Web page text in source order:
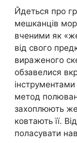
Йдеться про
мешканців
вченими як
від свого
вираженого
обзавелися
метод
захоплюють
ковтають її.
поласувати